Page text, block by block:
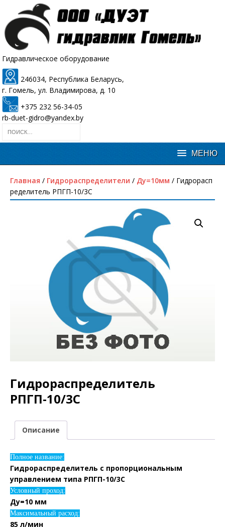
Гидравлическое оборудование
246034, Республика Беларусь,
г. Гомель, ул. Владимирова, д. 10
+375 232 56-34-05
rb-duet-gidro@yandex.by
Главная / Гидрораспределители / Ду=10мм / Гидрорасп
ределитель РПГП-10/3С
Гидрораспределитель
РПГП-10/3С
Описание
Полное название:
Гидрораспределитель с пропорциональным
управлением типа РПГП-10/3С
Условный проход:
Ду=10 мм
Максимальный расход:
85 л/мин